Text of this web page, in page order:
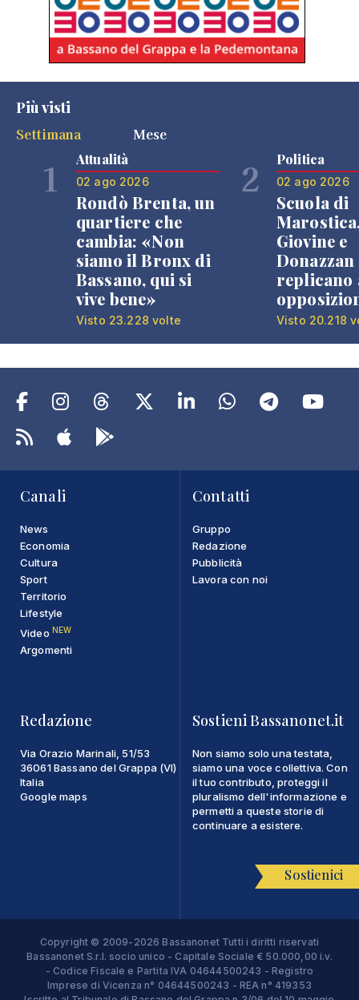
Più visti
Settimana
Mese
1 Attualità
02 ago 2026
Rondò Brenta, un
quartiere che
cambia: «Non
siamo il Bronx di
Bassano, qui si
vive bene»
Visto 23.228 volte
2 Politica
02 ago 2026
Scuola di
Giovine e
Donazzan
replicano
Visto 20.218
Canali
News
Economia
Cultura
Sport
Territorio
Lifestyle
Video NEW
Argomenti
Contatti
Gruppo
Redazione
Pubblicità
Lavora con noi
Redazione
Via Orazio Marinali, 51/53
36061 Bassano del Grappa (VI)
Italia
Google maps
Sostieni Bassanonet.it
Non siamo solo una testata,
siamo una voce collettiva. Con
il tuo contributo, proteggi il
pluralismo dell'informazione e
permetti a queste storie di
continuare a esistere.
Sostienici
Copyright © 2009-2026 Bassanonet Tutti i diritti riservati
Bassanonet S.r.l. socio unico - Capitale Sociale € 50.000,00 i.v.
- Codice Fiscale e Partita IVA 04644500243 - Registro
Imprese di Vicenza n° 04644500243 - REA n° 419353